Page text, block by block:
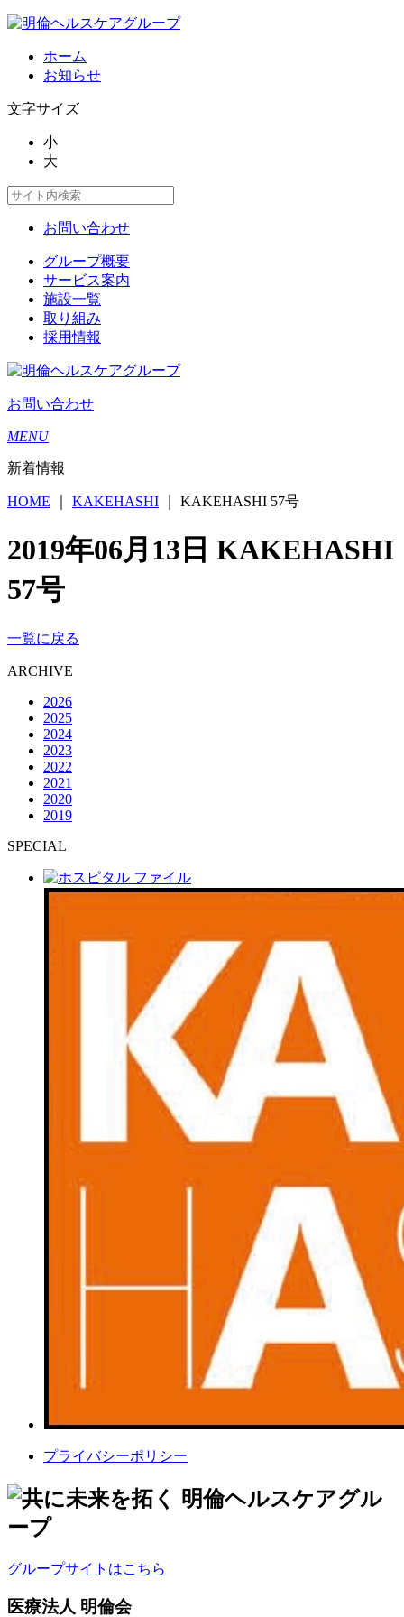
ホーム
お知らせ
文字サイズ
小
大
お問い合わせ
グループ概要
サービス案内
施設一覧
取り組み
採用情報
お問い合わせ
MENU
新着情報
HOME KAKEHASHI KAKEHASHI 57号
2019年06月13日 KAKEHASHI
57号
一覧に戻る
ARCHIVE
2026
2025
2024
2023
2022
2021
2020
2019
SPECIAL
プライバシーポリシー
グループサイトはこちら
医療法人 明倫会